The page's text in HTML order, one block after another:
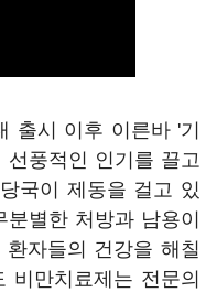
출시 이후 이른바 '기
풍적인 인기를 끌고
국이 제동을 걸고 있
별한 처방과 남용이
자들의 건강을 해칠
비만치료제는 전문의